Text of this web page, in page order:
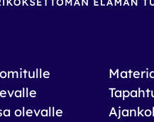
olevalle